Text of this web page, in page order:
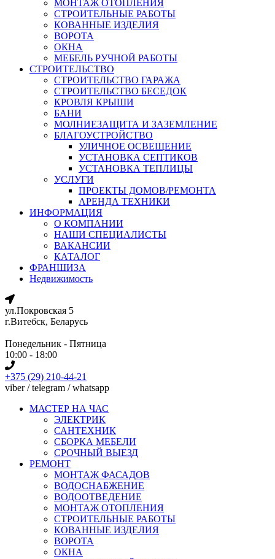
МОНТАЖ ОТОПЛЕНИЯ
СТРОИТЕЛЬНЫЕ РАБОТЫ
КОВАННЫЕ ИЗДЕЛИЯ
ВОРОТА
ОКНА
МЕБЕЛЬ РУЧНОЙ РАБОТЫ
СТРОИТЕЛЬСТВО
СТРОИТЕЛЬСТВО ГАРАЖА
СТРОИТЕЛЬСТВО БЕСЕДОК
КРОВЛЯ КРЫШИ
БАНИ
МОЛНИЕЗАЩИТА И ЗАЗЕМЛЕНИЕ
БЛАГОУСТРОЙСТВО
УЛИЧНОЕ ОСВЕЩЕНИЕ
УСТАНОВКА СЕПТИКОВ
УСТАНОВКА ТЕПЛИЦЫ
УСЛУГИ
ПРОЕКТЫ ДОМОВ/РЕМОНТА
АРЕНДА ТЕХНИКИ
ИНФОРМАЦИЯ
О КОМПАНИИ
НАШИ СПЕЦИАЛИСТЫ
ВАКАНСИИ
КАТАЛОГ
ФРАНШИЗА
Недвижимость
ул.Покровская 5
г.Витебск, Беларусь
Понедельник - Пятница
10:00 - 18:00
+375 (29) 210-44-21
viber / telegram / whatsapp
МАСТЕР НА ЧАС
ЭЛЕКТРИК
САНТЕХНИК
СБОРКА МЕБЕЛИ
СРОЧНЫЙ ВЫЕЗД
РЕМОНТ
МОНТАЖ ФАСАДОВ
ВОДОСНАБЖЕНИЕ
ВОДООТВЕДЕНИЕ
МОНТАЖ ОТОПЛЕНИЯ
СТРОИТЕЛЬНЫЕ РАБОТЫ
КОВАННЫЕ ИЗДЕЛИЯ
ВОРОТА
ОКНА